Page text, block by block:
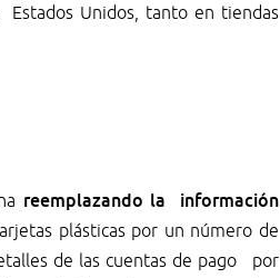
Unidos, tanto en tiendas
reemplazando la información
plásticas por un número de
de las cuentas de pago por